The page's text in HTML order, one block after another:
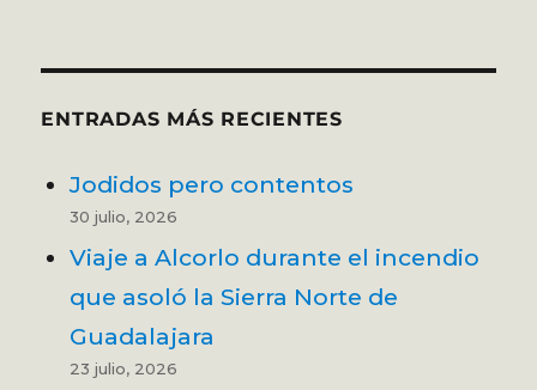
ENTRADAS MÁS RECIENTES
Jodidos pero contentos
30 julio, 2026
Viaje a Alcorlo durante el incendio
que asoló la Sierra Norte de
Guadalajara
23 julio, 2026